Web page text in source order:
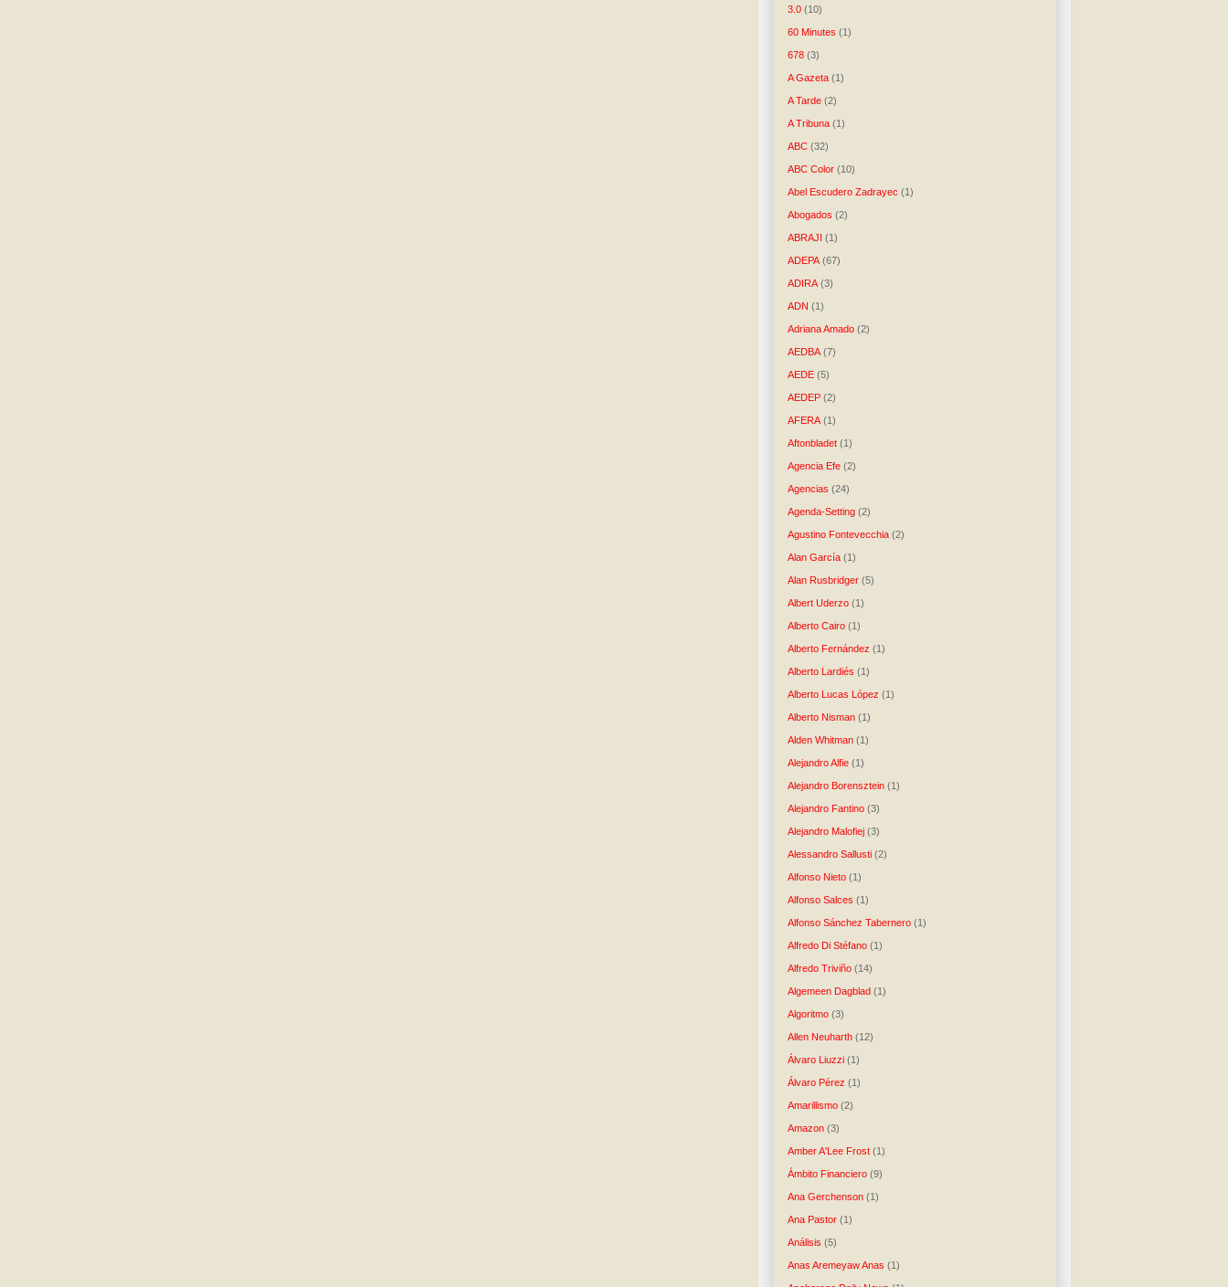
3.0 (10)
60 Minutes (1)
678 (3)
A Gazeta (1)
A Tarde (2)
A Tribuna (1)
ABC (32)
ABC Color (10)
Abel Escudero Zadrayec (1)
Abogados (2)
ABRAJI (1)
ADEPA (67)
ADIRA (3)
ADN (1)
Adriana Amado (2)
AEDBA (7)
AEDE (5)
AEDEP (2)
AFERA (1)
Aftonbladet (1)
Agencia Efe (2)
Agencias (24)
Agenda-Setting (2)
Agustino Fontevecchia (2)
Alan García (1)
Alan Rusbridger (5)
Albert Uderzo (1)
Alberto Cairo (1)
Alberto Fernández (1)
Alberto Lardiés (1)
Alberto Lucas López (1)
Alberto Nisman (1)
Alden Whitman (1)
Alejandro Alfie (1)
Alejandro Borensztein (1)
Alejandro Fantino (3)
Alejandro Malofiej (3)
Alessandro Sallusti (2)
Alfonso Nieto (1)
Alfonso Salces (1)
Alfonso Sánchez Tabernero (1)
Alfredo Di Stéfano (1)
Alfredo Triviño (14)
Algemeen Dagblad (1)
Algoritmo (3)
Allen Neuharth (12)
Álvaro Liuzzi (1)
Álvaro Pérez (1)
Amarillismo (2)
Amazon (3)
Amber A'Lee Frost (1)
Ámbito Financiero (9)
Ana Gerchenson (1)
Ana Pastor (1)
Análisis (5)
Anas Aremeyaw Anas (1)